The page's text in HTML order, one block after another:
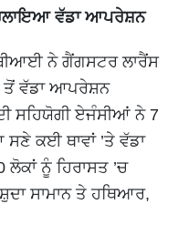
ਵੱਡਾ ਆਪਰੇਸ਼ਨ
ਨੇ ਗੈਂਗਸਟਰ ਲਾਰੈਂਸ
ਤੋਂ ਵੱਡਾ ਆਪਰੇਸ਼ਨ
ਏਜੰਸੀਆਂ ਨੇ 7
ਕਈ ਥਾਵਾਂ ’ਤੇ ਵੱਡਾ
ਨੂੰ ਹਿਰਾਸਤ ’ਚ
ਸਾਮਾਨ ਤੇ ਹਥਿਆਰ,